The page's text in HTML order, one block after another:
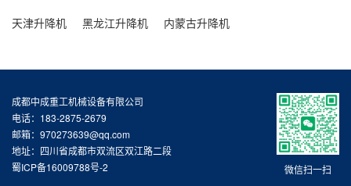
天津升降机
黑龙江升降机 内蒙古升降机
微信扫一扫
成都中成重工机械设备有限公司
电话：183-2875-2679
邮箱：970273639@qq.com
地址：四川省成都市双流区双江路二段
蜀ICP备16009788号-2